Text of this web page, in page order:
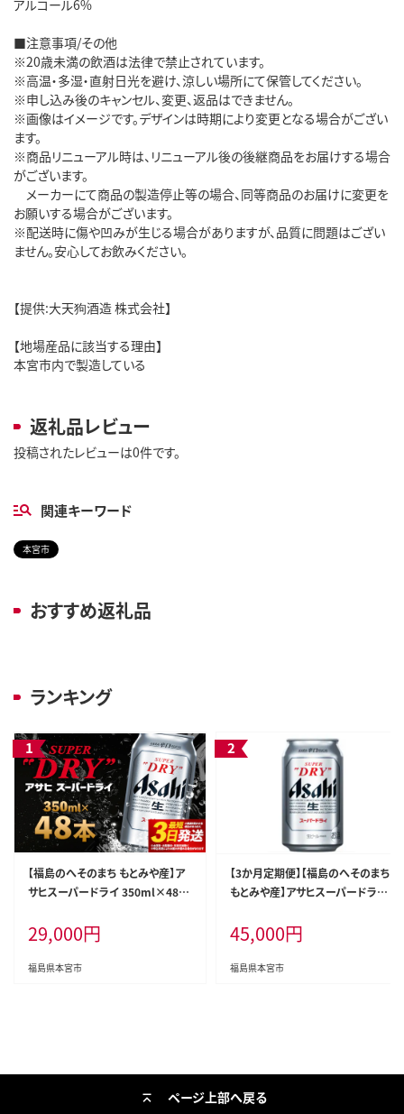
アルコール6%
■注意事項/その他
※20歳未満の飲酒は法律で禁止されています。
※高温・多湿・直射日光を避け、涼しい場所にて保管してください。
※申し込み後のキャンセル、変更、返品はできません。
※画像はイメージです。デザインは時期により変更となる場合がござい
ます。
※商品リニューアル時は、リニューアル後の後継商品をお届けする場合
がございます。
メーカーにて商品の製造停止等の場合、同等商品のお届けに変更を
お願いする場合がございます。
※配送時に傷や凹みが生じる場合がありますが、品質に問題はござい
ません。安心してお飲みください。
【提供:大天狗酒造 株式会社】
【地場産品に該当する理由】
本宮市内で製造している
返礼品レビュー
投稿されたレビューは0件です。
関連キーワード
本宮市
おすすめ返礼品
ランキング
【福島のへそのまち もとみや産】ア
サヒスーパードライ 350ml×48本
29,000円
福島県本宮市
【3か月定期便】【福島のへそのまち
もとみや産】アサヒスーパードライ
45,000円
福島県本宮市
ページ上部へ戻る